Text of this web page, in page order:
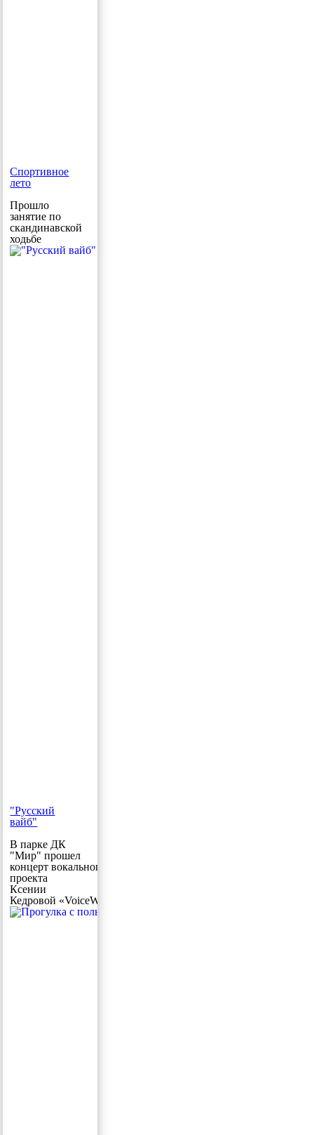
Спортивное
лето
Прошло
занятие по
скандинавской
ходьбе
"Русский
вайб"
В парке ДК
"Мир" прошел
концерт вокального
проекта
Ксении
Кедровой «VoiceWoman»